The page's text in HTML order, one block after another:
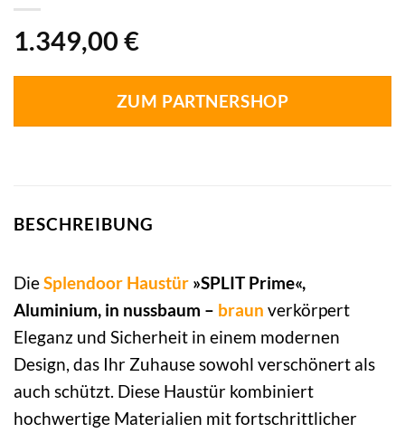
1.349,00 €
ZUM PARTNERSHOP
BESCHREIBUNG
DieSplendoor Haustür »SPLIT Prime«,
Aluminium, in nussbaum – braun verkörpert
Eleganz und Sicherheit in einem modernen
Design, das Ihr Zuhause sowohl verschönert als
auch schützt. Diese Haustür kombiniert
hochwertige Materialien mit fortschrittlicher